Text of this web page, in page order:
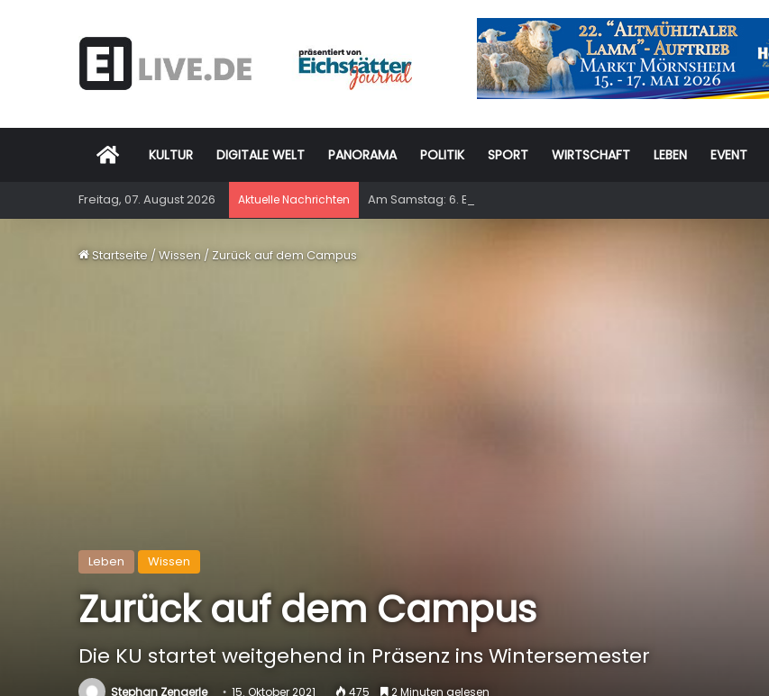
Startseite
KULTUR DIGITALE WELT PANORAMA POLITIK SPORT WIRTSCHAFT LEBEN EVENT
Freitag, 07. August 2026 Aktuelle Nachrichten Am Samstag: 6. Eichstätter Kinder- und Jugendtag – für ganze Familie
Startseite /Wissen / Zurück auf dem Campus
Leben Wissen
Zurück auf dem Campus
Die KU startet weitgehend in Präsenz ins Wintersemester
Stephan Zengerle 15. Oktober 2021 475 2 Minuten gelesen